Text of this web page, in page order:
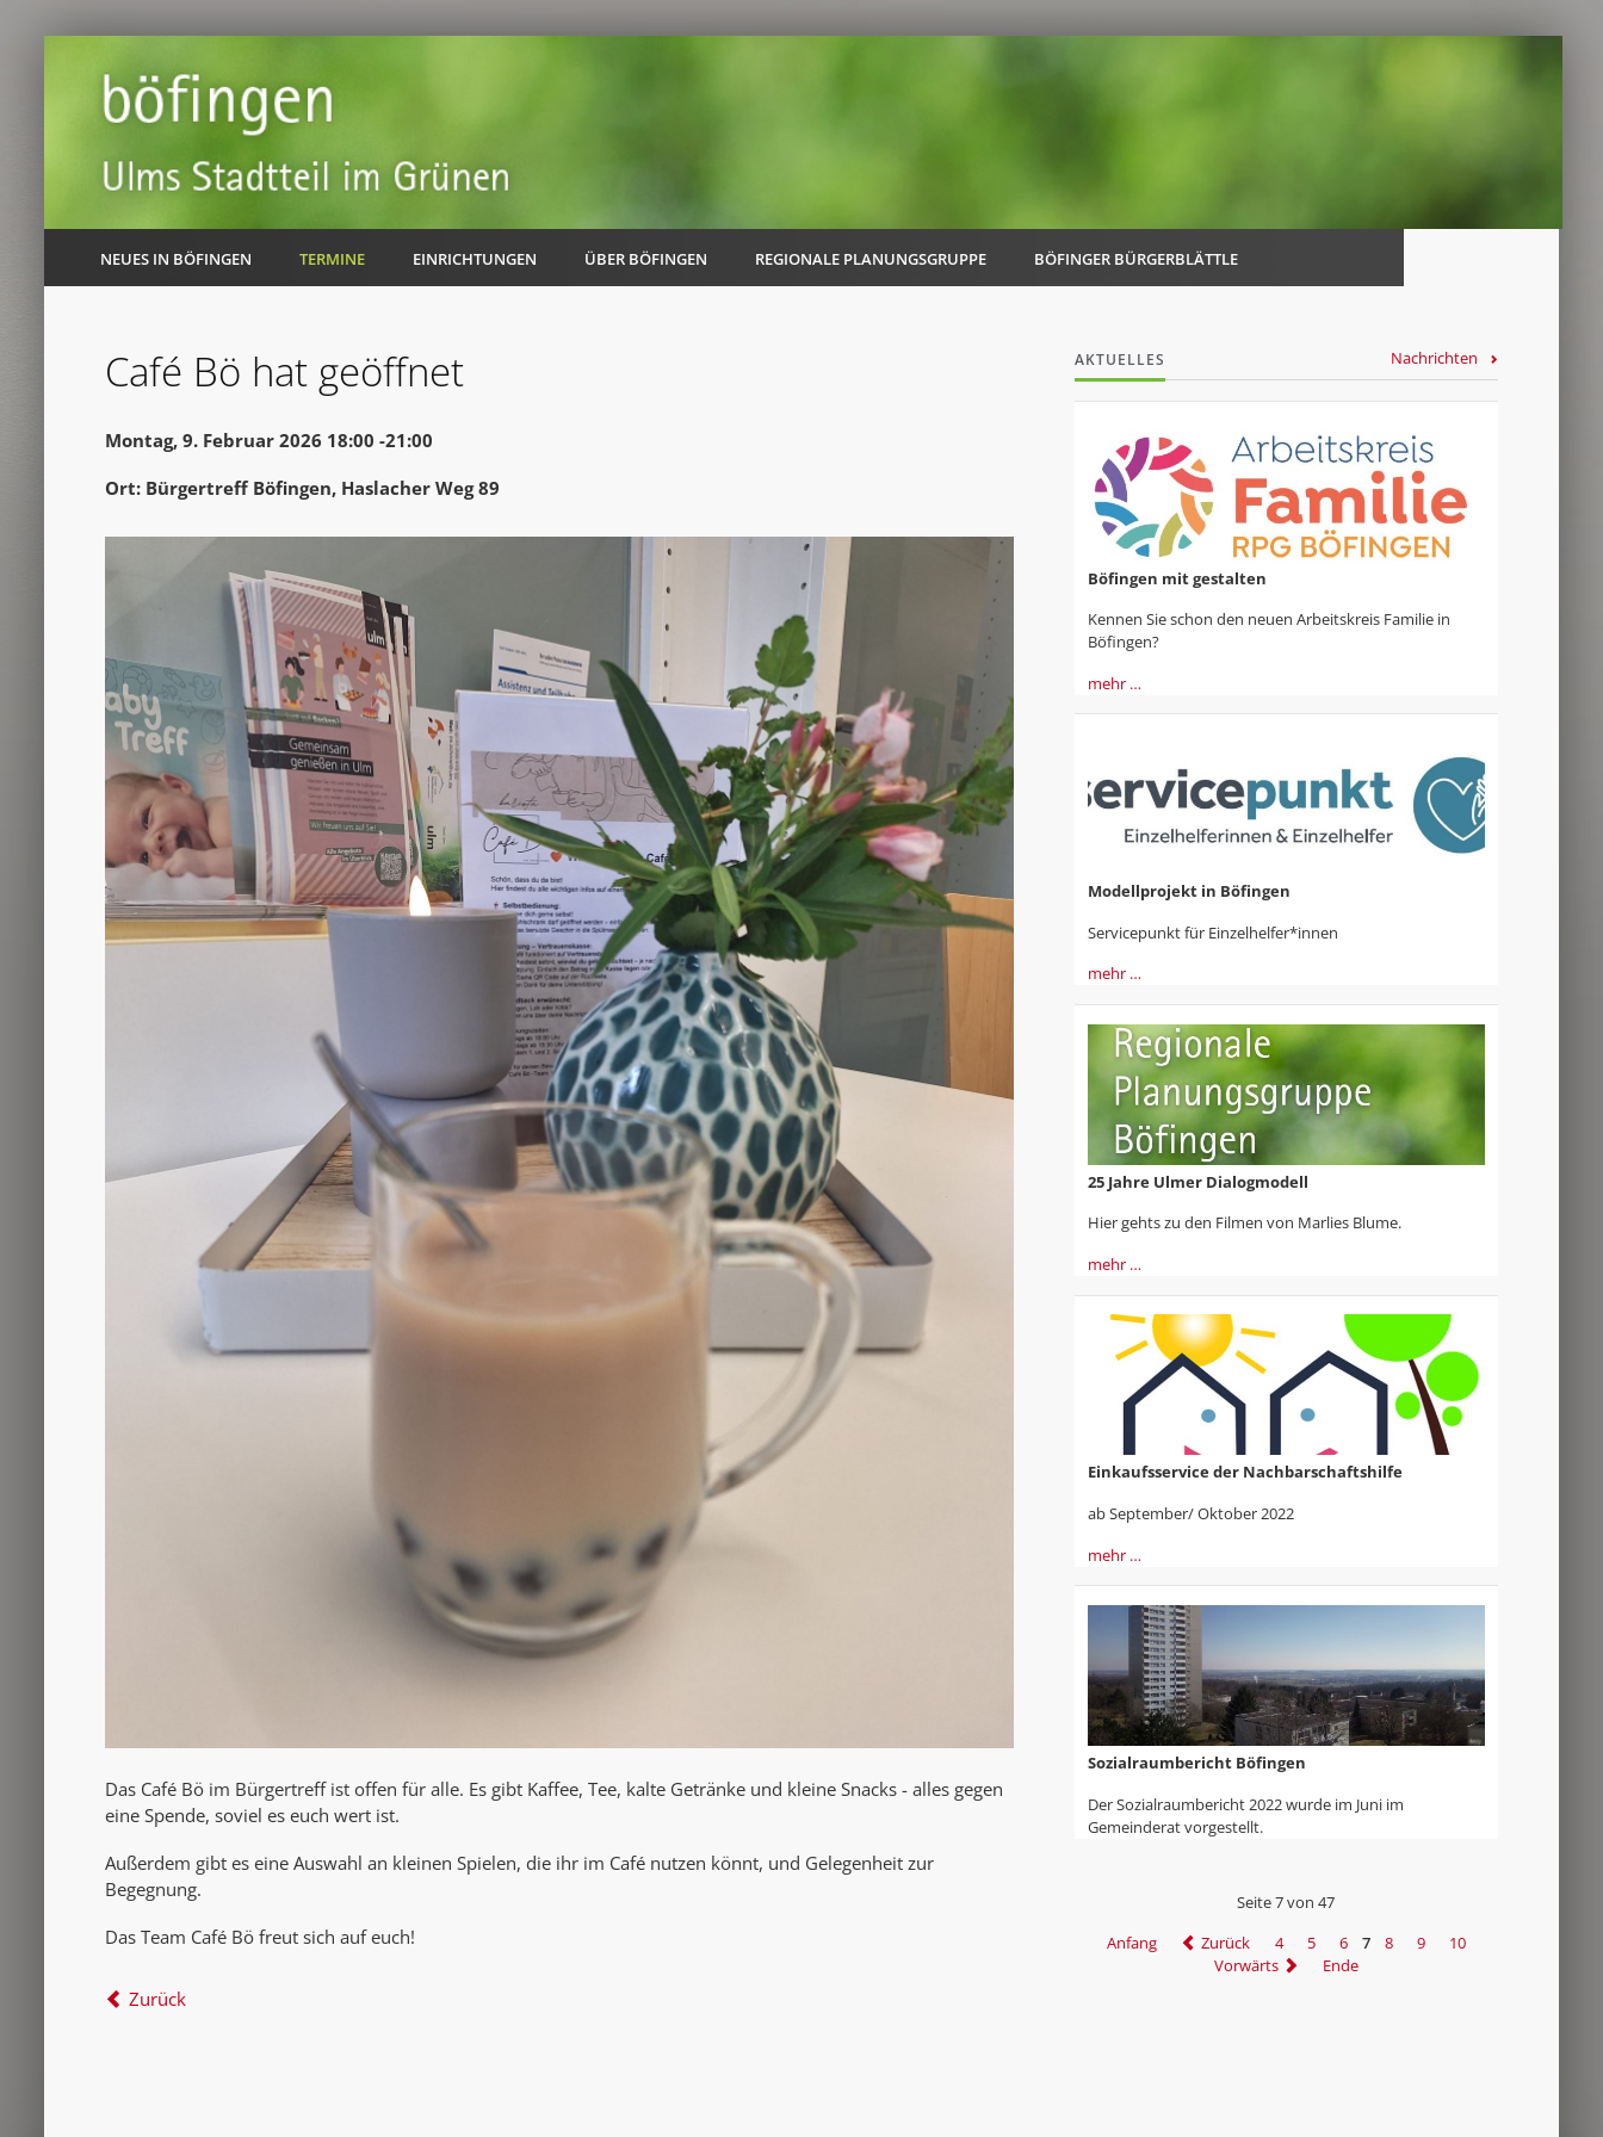
NEUES IN BÖFINGEN TERMINE EINRICHTUNGEN ÜBER BÖFINGEN REGIONALE PLANUNGSGRUPPE
AK Internet
AK Unterwegs in Böfingen
BÖFINGER BÜRGERBLÄTTLE
Café Bö hat geöffnet
Montag, 9. Februar 2026 18:00 -21:00
Ort: Bürgertreff Böfingen, Haslacher Weg 89
Das Café Bö im Bürgertreff ist offen für alle. Es gibt Kaffee, Tee, kalte Getränke und kleine Snacks - alles gegen
eine Spende, soviel es euch wert ist.
Außerdem gibt es eine Auswahl an kleinen Spielen, die ihr im Café nutzen könnt, und Gelegenheit zur
Begegnung.
Das Team Café Bö freut sich auf euch!
Zurück
AKTUELLES Nachrichten
Böfingen mit gestalten
Kennen Sie schon den neuen Arbeitskreis Familie in
Böfingen?
mehr …
Modellprojekt in Böfingen
Servicepunkt für Einzelhelfer*innen
mehr …
25 Jahre Ulmer Dialogmodell
Hier gehts zu den Filmen von Marlies Blume.
mehr …
Einkaufsservice der Nachbarschaftshilfe
ab September/ Oktober 2022
mehr …
Sozialraumbericht Böfingen
Der Sozialraumbericht 2022 wurde im Juni im
Gemeinderat vorgestellt.
Seite 7 von 47
Anfang
Zurück 4 5 6 7 8 9
10
Vorwärts
Ende